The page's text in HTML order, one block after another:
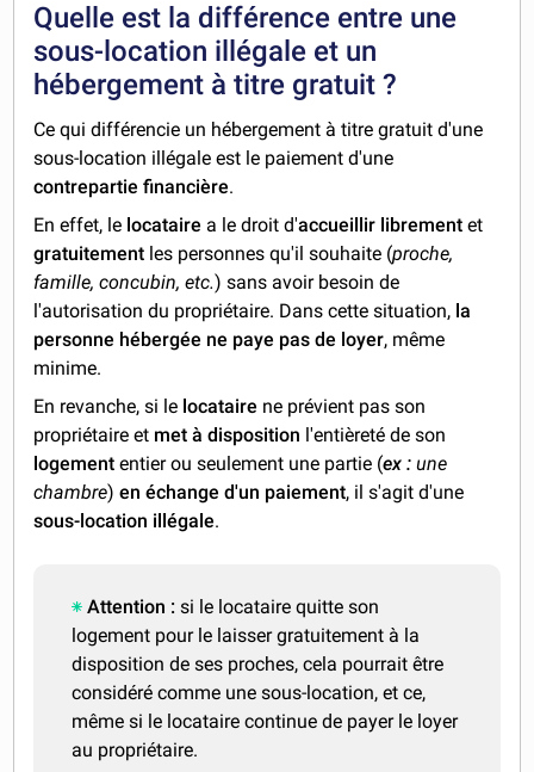
Quelle est la différence entre une
sous-location illégale et un
hébergement à titre gratuit ?
Ce qui différencie un hébergement à titre gratuit d'une
sous-location illégale est le paiement d'une
contrepartie financière.
En effet, le locataire a le droit d'accueillir librementet
gratuitement les personnes qu'il souhaite (proche,
famille, concubin, etc.) sans avoir besoin de
l'autorisation du propriétaire. Dans cette situation, la
personne hébergée ne paye pas de loyer, même
minime.
En revanche, si le locataire ne prévient pas son
propriétaire et met à disposition l'entièreté de son
logement entier ou seulement une partie (ex : une
chambre)en échange d'un paiement, il s'agit d'une
sous-location illégale.
Attention :si le locataire quitte son
logement pour le laisser gratuitement à la
disposition de ses proches, cela pourrait être
considéré comme une sous-location, et ce,
même si le locataire continue de payer le loyer
au propriétaire.